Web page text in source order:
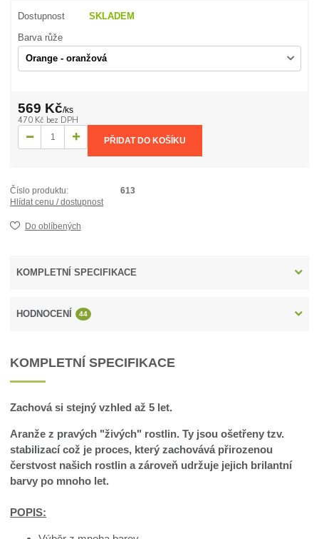
Dostupnost SKLADEM
Barva růže
569 Kč/ks
470 Kč bez DPH
PŘIDAT DO KOŠÍKU
Číslo produktu:
613
Hlídat cenu / dostupnost
Do oblíbených
KOMPLETNÍ SPECIFIKACE
HODNOCENÍ 44
KOMPLETNÍ SPECIFIKACE
Zachová si stejný vzhled až 5 let.
Aranže z pravých "živých" rostlin. Ty jsou ošetřeny tzv.
stabilizací což je proces, který zachovává přirozenou
čerstvost našich rostlin a zároveň udržuje jejich brilantní
barvy po mnoho let.
POPIS: